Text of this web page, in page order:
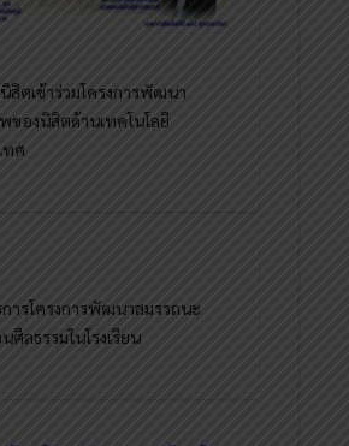
สิตเข้าร่วมโครงการพัฒนา
ของนิสิตด้านเทคโนโลยี
ทศ
การโครงการพัฒนาสมรรถนะ
ศีลธรรมในโรงเรียน